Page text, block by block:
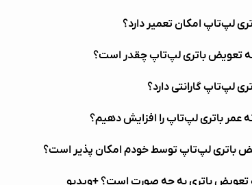
لپ‌تاپ امکان تعمیر دارد؟
تعویض باتری لپ‌تاپ چقدر است؟
لپ‌تاپ گارانتی دارد؟
عمر باتری لپ‌تاپ را افزایش دهیم؟
باتری لپ‌تاپ توسط خودم امکان پذیر است؟
تعویض باتری به چه صورت است؟ +ویدیو